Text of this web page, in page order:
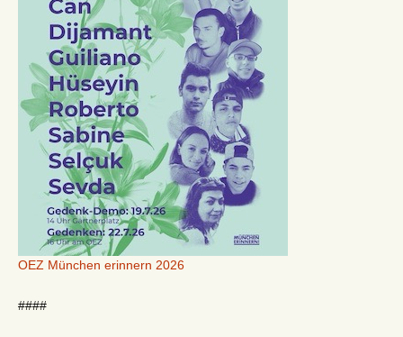
OEZ München erinnern 2026
####